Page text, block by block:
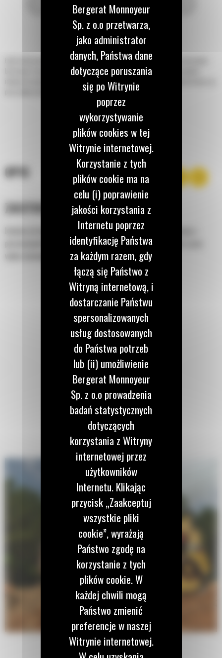
Łyżki wielozadaniowe Cat® do produkowanych przez Cat ładowarek o sterowaniu
burtowym i kompaktowych ładowarek gąsienicowych są niezwykle wytrzymałe i
idealne do wykonywania różnych zadań w budownictwie, przy profilowaniu terenu czy
OPIS
ZASTOSOWANIE
Idealne do kopania, spychania, zaciskania, ciągnięcia, równania i
poziomowania w budownictwie, podczas profilowania terenu i prac
Bergerat Monnoyeur
Sp. z o.o przetwarza,
jako administrator
danych, Państwa dane
dotyczące poruszania
się po Witrynie
poprzez
wykorzystywanie
plików cookies w tej
Witrynie internetowej.
Korzystanie z tych
plików cookie ma na
celu (i) poprawienie
jakości korzystania z
Internetu poprzez
identyfikację Państwa
za każdym razem, gdy
łączą się Państwo z
Witryną internetową, i
dostarczanie Państwu
spersonalizowanych
usług dostosowanych
do Państwa potrzeb
lub (ii) umożliwienie
Bergerat Monnoyeur
Sp. z o.o prowadzenia
badań statystycznych
dotyczących
korzystania z Witryny
internetowej przez
użytkowników
Internetu. Klikając
przycisk „Zaakceptuj
wszystkie pliki
cookie”, wyrażają
Państwo zgodę na
korzystanie z tych
plików cookie. W
każdej chwili mogą
Państwo zmienić
preferencje w naszej
Witrynie internetowej.